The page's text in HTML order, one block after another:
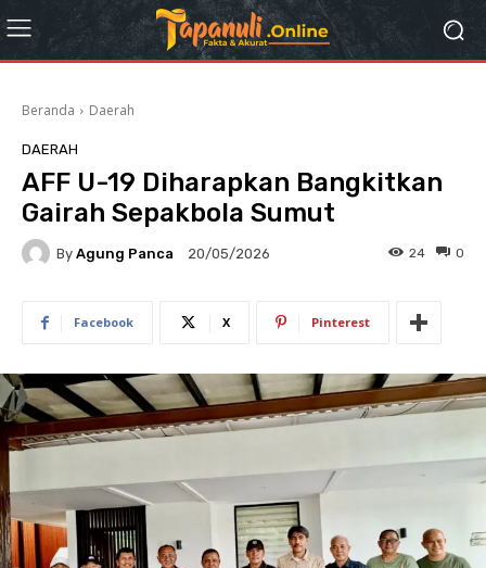
Beranda Daerah
DAERAH
AFF U-19 Diharapkan Bangkitkan
Gairah Sepakbola Sumut
By Agung Panca 20/05/2026 0
24
Facebook X Pinterest